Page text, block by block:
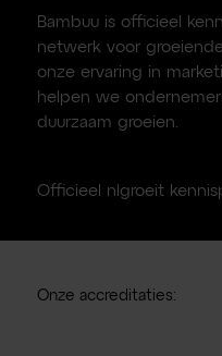
Bambuu is officieel
netwerk voor
onze ervaring in
helpen we
duurzaam groeien.
Officieel nlgroeit
Onze accreditaties: